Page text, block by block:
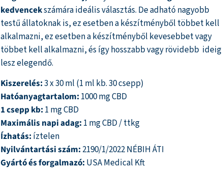
kedvencekszámára ideális választás. De adható nagyobb
testű állatoknak is, ez esetben a készítményből többet kell
alkalmazni, ez esetben a készítményből kevesebbet vagy
többet kell alkalmazni, és így hosszabb vagy rövidebb ideig
lesz elegendő.
Kiszerelés:3 x 30 ml (1 ml kb. 30 csepp)
Hatóanyagtartalom: 1000 mg CBD
1 csepp kb: 1 mg CBD
Maximális napi adag: 1 mg CBD / ttkg
Ízhatás: íztelen
Nyilvántartási szám: 2190/1/2022 NÉBIH ÁTI
Gyártó és forgalmazó: USA Medical Kft